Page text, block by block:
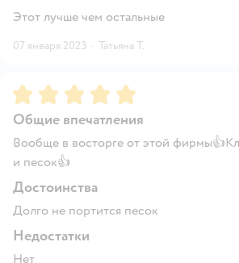
Этот лучше чем остальные
07 января 2023 · Татьяна Т.
Рейтинг:5
Общие впечатления
Вообще в восторге от этой
и песок👍
Достоинства
Долго не портится песок
Недостатки
Нет